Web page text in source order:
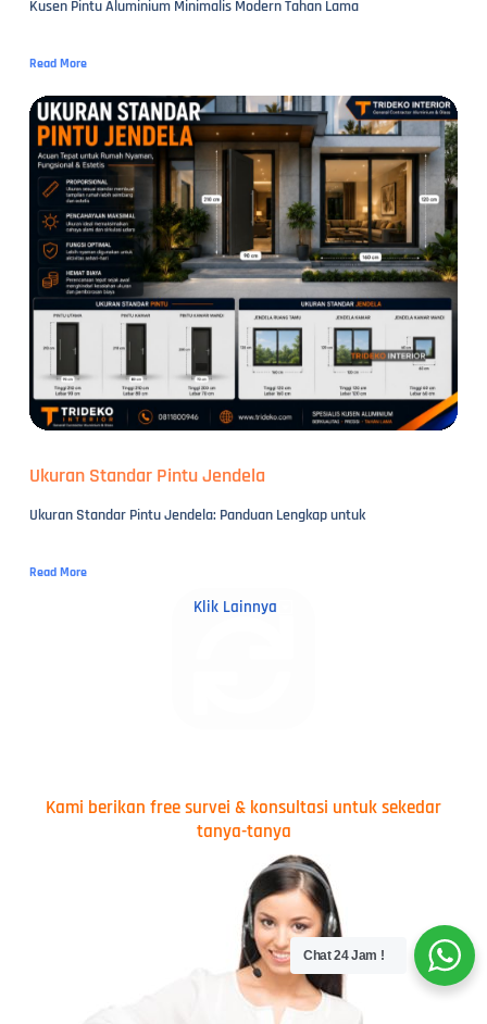
Kusen Pintu Aluminium Minimalis Modern Tahan Lama
Read More
Ukuran Standar Pintu Jendela
Ukuran Standar Pintu Jendela: Panduan Lengkap untuk
Read More
Klik Lainnya
Kami berikan free survei & konsultasi untuk sekedar
tanya-tanya
Chat 24 Jam !